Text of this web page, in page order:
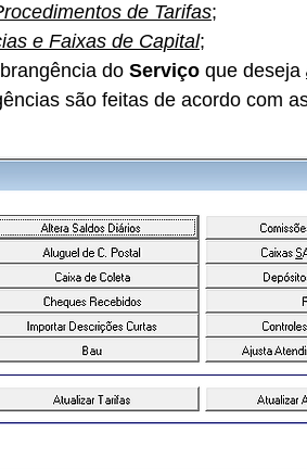
de Tarifas;
e Faixas de Capital;
do Serviço que deseja
são feitas de acordo com